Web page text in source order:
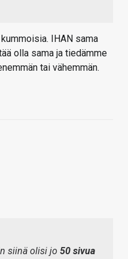
IHAN sama
olla sama ja tiedämme
tai vähemmän.
siinä olisi jo 50 sivua